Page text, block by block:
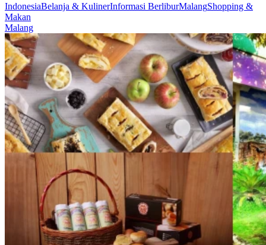
IndonesiaBelanja & KulinerInformasi BerliburMalangShopping &
Makan
Malang